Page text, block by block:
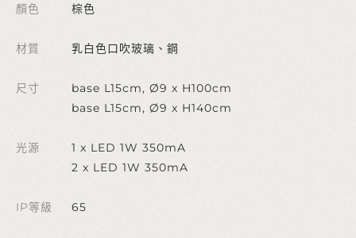
顏色 棕色
材質 乳白色口吹玻璃、鋼
尺寸
base L15cm, Ø9 x H100cm
base L15cm, Ø9 x H140cm
光源
1 x LED 1W 350mA
2 x LED 1W 350mA
IP等級 65